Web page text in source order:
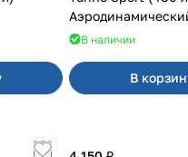
двусторонним
В наличии
В